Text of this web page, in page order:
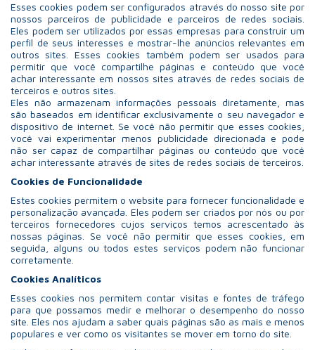
Esses cookies podem ser configurados através do nosso site por
nossos parceiros de publicidade e parceiros de redes sociais.
Eles podem ser utilizados por essas empresas para construir um
perfil de seus interesses e mostrar-lhe anúncios relevantes em
outros sites. Esses cookies também podem ser usados para
permitir que você compartilhe páginas e conteúdo que você
achar interessante em nossos sites através de redes sociais de
terceiros e outros sites.
Eles não armazenam informações pessoais diretamente, mas
são baseados em identificar exclusivamente o seu navegador e
dispositivo de internet. Se você não permitir que esses cookies,
você vai experimentar menos publicidade direcionada e pode
não ser capaz de compartilhar páginas ou conteúdo que você
achar interessante através de sites de redes sociais de terceiros.
Cookies de Funcionalidade
Estes cookies permitem o website para fornecer funcionalidade e
personalização avançada. Eles podem ser criados por nós ou por
terceiros fornecedores cujos serviços temos acrescentado às
nossas páginas. Se você não permitir que esses cookies, em
seguida, alguns ou todos estes serviços podem não funcionar
corretamente.
Cookies Analíticos
Esses cookies nos permitem contar visitas e fontes de tráfego
para que possamos medir e melhorar o desempenho do nosso
site. Eles nos ajudam a saber quais páginas são as mais e menos
populares e ver como os visitantes se mover em torno do site.